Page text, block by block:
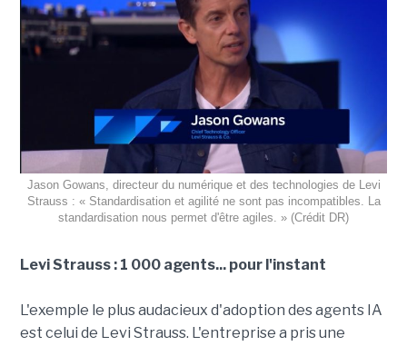
Jason Gowans, directeur du numérique et des technologies de Levi
Strauss : « Standardisation et agilité ne sont pas incompatibles. La
standardisation nous permet d'être agiles. » (Crédit DR)
Levi Strauss : 1 000 agents... pour l'instant
L'exemple le plus audacieux d'adoption des agents IA
est celui de Levi Strauss. L'entreprise a pris une